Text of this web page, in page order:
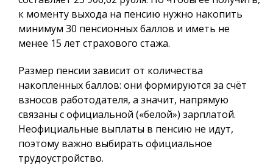
к моменту выхода на пенсию нужно накопить
минимум 30 пенсионных баллов и иметь не
менее 15 лет страхового стажа.
Размер пенсии зависит от количества
накопленных баллов: они формируются за счёт
взносов работодателя, а значит, напрямую
связаны с официальной («белой») зарплатой.
Неофициальные выплаты в пенсию не идут,
поэтому важно выбирать официальное
трудоустройство.